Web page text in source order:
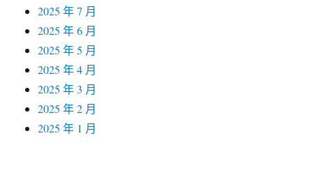
2025 年 7 月
2025 年 6 月
2025 年 5 月
2025 年 4 月
2025 年 3 月
2025 年 2 月
2025 年 1 月